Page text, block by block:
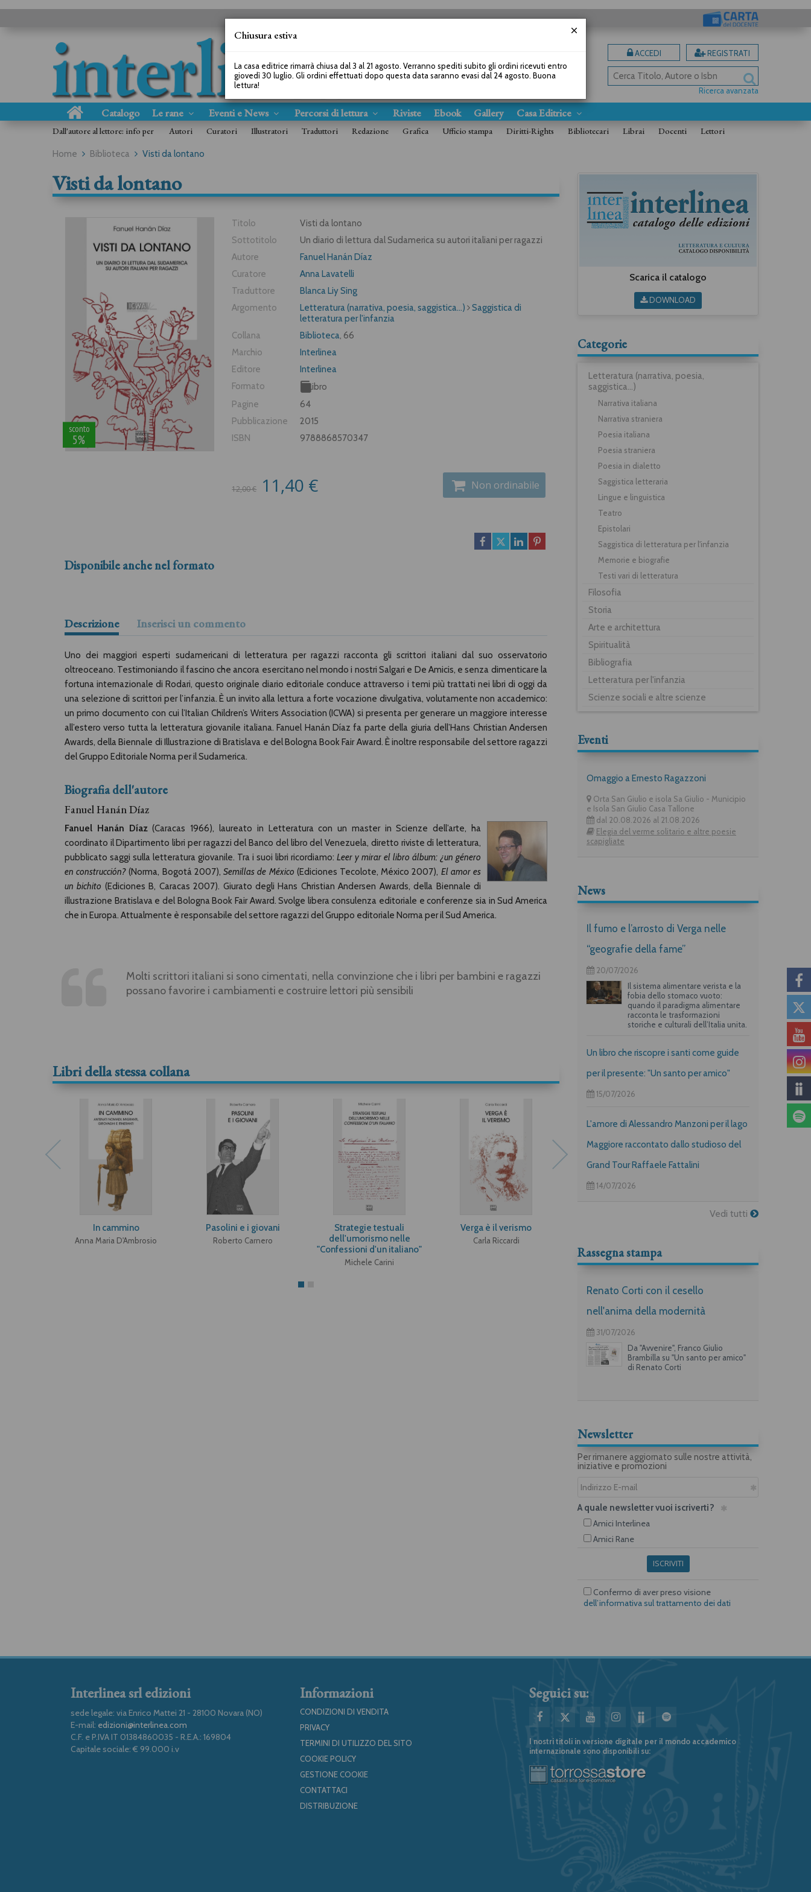
ACCEDI REGISTRATI
Ricerca avanzata
Catalogo Le rane Eventi e News Percorsi di lettura Riviste Ebook Gallery Casa Editrice
Dall'autore al lettore: info per Autori Curatori Illustratori Traduttori Redazione Grafica Ufficio stampa Diritti-Rights Bibliotecari Librai Docenti Lettori
Home Biblioteca Visti da lontano
Visti da lontano
sconto
5%
Titolo
Visti da lontano
Sottotitolo
Un diario di lettura dal Sudamerica su autori italiani per ragazzi
Autore
Fanuel Hanán Díaz
Curatore
Anna Lavatelli
Traduttore
Blanca Liy Sing
Argomento
Letteratura (narrativa, poesia, saggistica...)
Saggistica di
letteratura per l'infanzia
Collana
Biblioteca, 66
Marchio
Interlinea
Editore
Interlinea
Formato
Libro
Pagine
64
Pubblicazione
2015
ISBN
9788868570347
12,00 € 11,40 € Non ordinabile
Disponibile anche nel formato
Descrizione Inserisci un commento
Uno dei maggiori esperti sudamericani di letteratura per ragazzi racconta gli scrittori italiani dal suo osservatorio
oltreoceano. Testimoniando il fascino che ancora esercitano nel mondo i nostri Salgari e De Amicis, e senza dimenticare la
fortuna internazionale di Rodari, questo originale diario editoriale conduce attraverso i temi più trattati nei libri di oggi da
una selezione di scrittori per l’infanzia. È un invito alla lettura a forte vocazione divulgativa, volutamente non accademico:
un primo documento con cui l’Italian Children’s Writers Association (ICWA) si presenta per generare un maggiore interesse
all’estero verso tutta la letteratura giovanile italiana. Fanuel Hanán Díaz fa parte della giuria dell’Hans Christian Andersen
Awards, della Biennale di Illustrazione di Bratislava e del Bologna Book Fair Award. È inoltre responsabile del settore ragazzi
del Gruppo Editoriale Norma per il Sudamerica.
Biografia dell'autore
Fanuel Hanán Díaz
Fanuel Hanán Díaz(Caracas 1966), laureato in Letteratura con un master in Scienze dell’arte, ha
coordinato il Dipartimento libri per ragazzi del Banco del libro del Venezuela, diretto riviste di letteratura,
pubblicato saggi sulla letteratura giovanile. Tra i suoi libri ricordiamo: Leer y mirar el libro álbum: ¿un género
en construcción?(Norma, Bogotá 2007),Semillas de México (Ediciones Tecolote, México 2007), El amor es
un bichito (Ediciones B, Caracas 2007). Giurato degli Hans Christian Andersen Awards, della Biennale di
illustrazione Bratislava e del Bologna Book Fair Award. Svolge libera consulenza editoriale e conferenze sia in Sud America
che in Europa. Attualmente è responsabile del settore ragazzi del Gruppo editoriale Norma per il Sud America.
Molti scrittori italiani si sono cimentati, nella convinzione che i libri per bambini e ragazzi
possano favorire i cambiamenti e costruire lettori più sensibili
Libri della stessa collana
In cammino
Anna Maria D'Ambrosio
Pasolini e i giovani
Roberto Carnero
Strategie testuali
dell'umorismo nelle
"Confessioni d'un italiano"
Michele Carini
Verga è il verismo
Carla Riccardi
Scarica il catalogo
DOWNLOAD
Categorie
Letteratura (narrativa, poesia,
saggistica...)
Narrativa italiana
Narrativa straniera
Poesia italiana
Poesia straniera
Poesia in dialetto
Saggistica letteraria
Lingue e linguistica
Teatro
Epistolari
Saggistica di letteratura per l'infanzia
Memorie e biografie
Testi vari di letteratura
Filosofia
Storia
Arte e architettura
Spiritualità
Bibliografia
Letteratura per l'infanzia
Scienze sociali e altre scienze
Eventi
Omaggio a Ernesto Ragazzoni
Orta San Giulio e isola Sa Giulio - Municipio
e Isola San Giulio Casa Tallone
dal 20.08.2026 al 21.08.2026
Elegia del verme solitario e altre poesie
scapigliate
News
Il fumo e l’arrosto di Verga nelle
“geografie della fame”
20/07/2026
Il sistema alimentare verista e la
fobia dello stomaco vuoto:
quando il paradigma alimentare
racconta le trasformazioni
storiche e culturali dell’Italia unita.
Un libro che riscopre i santi come guide
per il presente: "Un santo per amico"
15/07/2026
L'amore di Alessandro Manzoni per il lago
Maggiore raccontato dallo studioso del
Grand Tour Raffaele Fattalini
14/07/2026
Vedi tutti
Rassegna stampa
Renato Corti con il cesello
nell'anima della modernità
31/07/2026
Da "Avvenire", Franco Giulio
Brambilla su "Un santo per amico"
di Renato Corti
Newsletter
Per rimanere aggiornato sulle nostre attività,
iniziative e promozioni
A quale newsletter vuoi iscriverti?
Amici Interlinea
Amici Rane
ISCRIVITI
Confermo di aver preso visione
dell’informativa sul trattamento dei dati
Interlinea srl edizioni
sede legale: via Enrico Mattei 21 - 28100 Novara (NO)
E-mail: edizioni@interlinea.com
C.F. e P.IVA IT 01384860035 - R.E.A.: 169804
Capitale sociale: € 99.000 i.v
Informazioni
CONDIZIONI DI VENDITA
PRIVACY
TERMINI DI UTILIZZO DEL SITO
COOKIE POLICY
GESTIONE COOKIE
CONTATTACI
DISTRIBUZIONE
Seguici su:
I nostri titoli in versione digitale per il mondo accademico
internazionale sono disponibili su:
Chiusura estiva
La casa editrice rimarrà chiusa dal 3 al 21 agosto. Verranno spediti subito gli ordini ricevuti entro
giovedì 30 luglio. Gli ordini effettuati dopo questa data saranno evasi dal 24 agosto. Buona
lettura!